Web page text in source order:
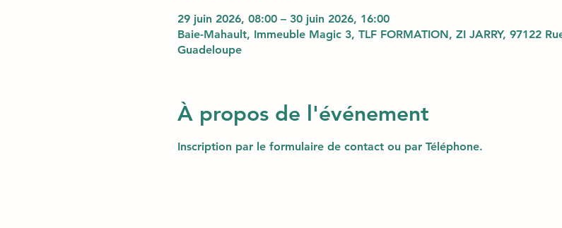
29 juin 2026, 08:00 – 30 juin 2026, 16:00
Baie-Mahault, Immeuble Magic 3, TLF FORMATION, ZI JARRY, 97122
Guadeloupe
À propos de l'événement
Inscription par le formulaire de contact ou par Téléphone.